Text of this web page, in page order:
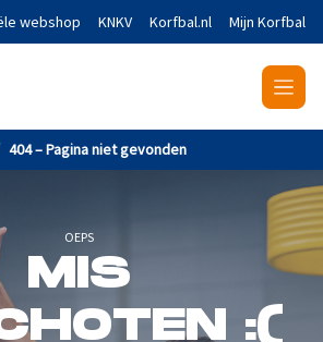
webshop KNKV Korfbal.nl Mijn Korfbal
404 – Pagina niet gevonden
OEPS
MIS
:(